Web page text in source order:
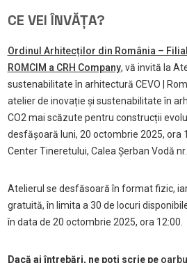
CE VEI ÎNVĂȚA?
Ordinul Arhitecților din România –
ROMCIM a CRH Company, vă invită la
sustenabilitate în arhitectură CEVO |
atelier de inovație și sustenabilitate în
CO2 mai scăzute pentru construcții
desfășoară luni, 20 octombrie 2025, ora
Center Tineretului, Calea Șerban Vodă nr.
Atelierul se desfăsoară în format fizic,
gratuită, în limita a 30 de locuri
în data de 20 octombrie 2025, ora 12:00.
Dacă ai întrebări, ne poți scrie pe